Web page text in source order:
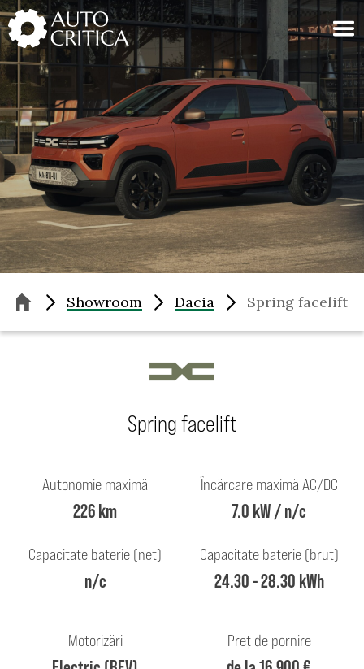
Skip
to
content
Showroom Dacia Spring facelift
Spring facelift
Autonomie maximă
226 km
Încărcare maximă AC/DC
7.0 kW / n/c
Capacitate baterie (net)
n/c
Capacitate baterie (brut)
24.30 - 28.30 kWh
Motorizări Preț de pornire